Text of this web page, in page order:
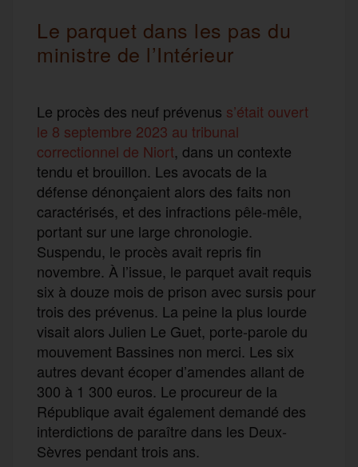
Le parquet dans les pas du
ministre de l’Intérieur
Le procès des neuf prévenus s’était ouvert
le 8 septembre 2023 au tribunal
correctionnel de Niort, dans un contexte
tendu et brouillon. Les avocats de la
défense dénonçaient alors des faits non
caractérisés, et des infractions pêle-mêle,
portant sur une large chronologie.
Suspendu, le procès avait repris fin
novembre. À l’issue, le parquet avait requis
six à douze mois de prison avec sursis pour
trois des prévenus. La peine la plus lourde
visait alors Julien Le Guet, porte-parole du
mouvement Bassines non merci. Les six
autres devant écoper d’amendes allant de
300 à 1 300 euros. Le procureur de la
République avait également demandé des
interdictions de paraître dans les Deux-
Sèvres pendant trois ans.